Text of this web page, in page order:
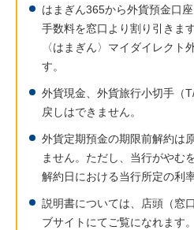
はまぎん365から外貨預金口
手数料を窓口より割り引きま
〈はまぎん〉マイダイレクト
す。
外貨現金、外貨旅行小切手（
戻しはできません。
外貨定期預金の期限前解約は
ません。ただし、当行がやむ
解約日における当行所定の利
説明書については、店頭（窓
ブサイトにてご覧になれます。